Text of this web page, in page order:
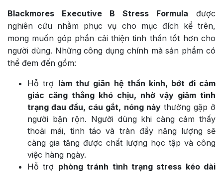
Blackmores Executive B Stress Formula được
nghiên cứu nhằm phục vụ cho mục đích kể trên,
mong muốn góp phần cải thiện tinh thần tốt hơn cho
người dùng. Những công dụng chính mà sản phẩm có
thể đem đến gồm:
Hỗ trợ làm thư giãn hệ thần kinh, bớt đi cảm
giác căng thẳng khó chịu, nhờ vậy giảm tình
trạng đau đầu, cáu gắt, nóng nảythường gặp ở
người bận rộn. Người dùng khi càng cảm thấy
thoải mái, tỉnh táo và tràn đầy năng lượng sẽ
càng gia tăng được chất lượng học tập và công
việc hàng ngày.
Hỗ trợ phòng tránh tình trạng stress kéo dài